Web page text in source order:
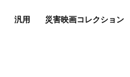
汎用 災害映画コレクション